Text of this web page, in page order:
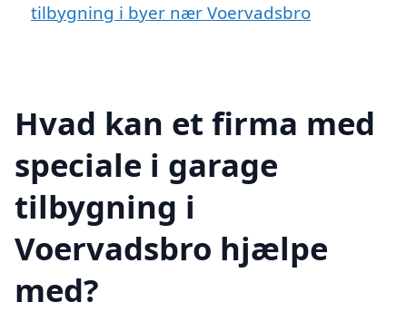
tilbygning i byer nær Voervadsbro
Hvad kan et firma med
speciale i garage
tilbygning i
Voervadsbro hjælpe
med?